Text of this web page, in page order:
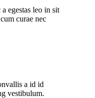
egestas leo in sit
curae nec
a id id
vestibulum.